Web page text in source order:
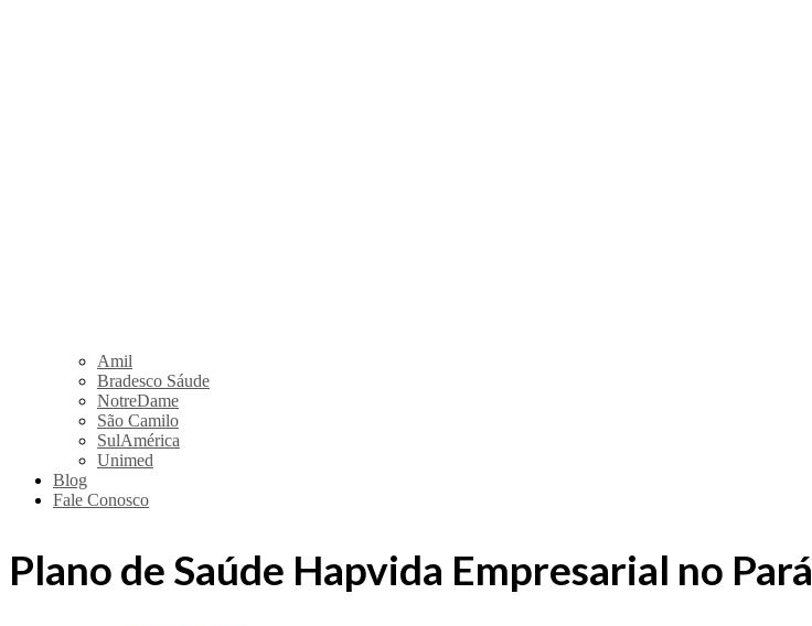
Amil
Bradesco Sáude
NotreDame
São Camilo
SulAmérica
Unimed
Blog
Fale Conosco
Plano de Saúde Hapvida Empresarial no Pará